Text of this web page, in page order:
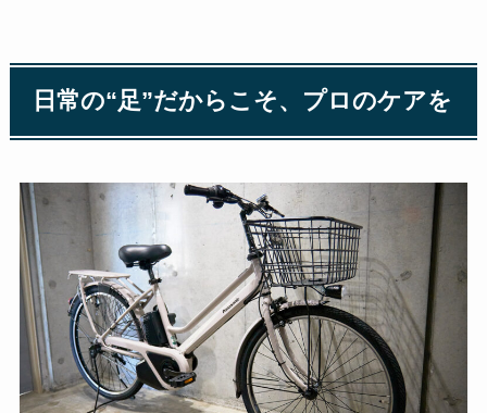
日常の“足”だからこそ、プロのケアを